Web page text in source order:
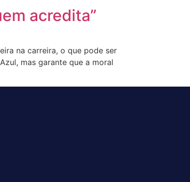
acredita”
na carreira, o que pode ser
mas garante que a moral